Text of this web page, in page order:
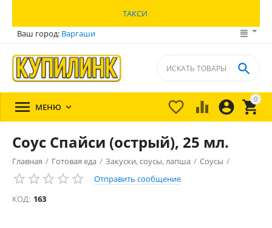
ТАКСИ
Ваш город: Варгаши
0


 

 МЕНЮ 
Соус Спайси (острый), 25 мл.
Главная / Готовая еда / Закуски, соусы, лапша / Соусы /
Отправить сообщение
КОД: 163